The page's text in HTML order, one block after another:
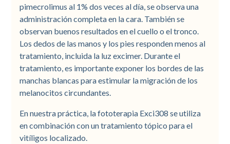
pimecrolimus al 1% dos veces al día, se observa una
administración completa en la cara. También se
observan buenos resultados en el cuello o el tronco.
Los dedos de las manos y los pies responden menos al
tratamiento, incluida la luz excimer. Durante el
tratamiento, es importante exponer los bordes de las
manchas blancas para estimular la migración de los
melanocitos circundantes.
En nuestra práctica, la fototerapia Exci308 se utiliza
en combinación con un tratamiento tópico para el
vitíligos localizado.